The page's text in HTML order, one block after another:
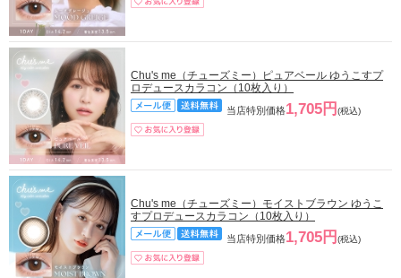
Chu's me（チューズミー）ピュアベール ゆうこすプ
ロデュースカラコン（10枚入り）
当店特別価格1,705円 (税込)
Chu's me（チューズミー）モイストブラウン ゆうこ
すプロデュースカラコン（10枚入り）
当店特別価格1,705円 (税込)